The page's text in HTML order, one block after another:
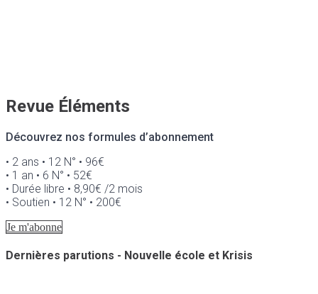
Revue Éléments
Découvrez nos formules d’abonnement
• 2 ans • 12 N° • 96€
• 1 an • 6 N° • 52€
• Durée libre • 8,90€ /2 mois
• Soutien • 12 N° • 200€
Je m'abonne
Dernières parutions - Nouvelle école et Krisis